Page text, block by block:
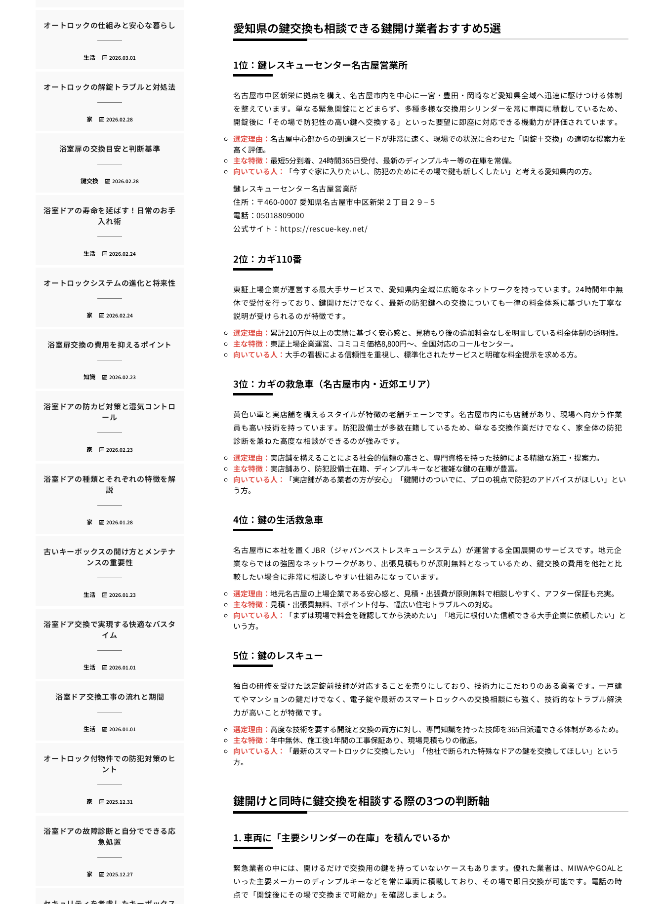
愛知県の鍵交換も相談できる鍵開け業者おすすめ5選
1位：鍵レスキューセンター名古屋営業所
名古屋市中区新栄に拠点を構え、名古屋市内を中心に一宮・豊田・岡崎など愛知県全域へ迅速に駆けつける体制
を整えています。単なる緊急開錠にとどまらず、多種多様な交換用シリンダーを常に車両に積載しているため、
開錠後に「その場で防犯性の高い鍵へ交換する」といった要望に即座に対応できる機動力が評価されています。
選定理由： 名古屋中心部からの到達スピードが非常に速く、現場での状況に合わせた「開錠＋交換」の適切な提案力を
高く評価。
主な特徴： 最短5分到着、24時間365日受付、最新のディンプルキー等の在庫を常備。
向いている人：
「今すぐ家に入りたいし、防犯のためにその場で鍵も新しくしたい」と考える愛知県内の方。
鍵レスキューセンター名古屋営業所
住所：〒460-0007 愛知県名古屋市中区新栄２丁目２９−５
電話：05018809000
公式サイト： https://rescue-key.net/
2位：カギ110番
東証上場企業が運営する最大手サービスで、愛知県内全域に広範なネットワークを持っています。24時間年中無
休で受付を行っており、鍵開けだけでなく、最新の防犯鍵への交換についても一律の料金体系に基づいた丁寧な
説明が受けられるのが特徴です。
選定理由： 累計210万件以上の実績に基づく安心感と、見積もり後の追加料金なしを明言している料金体制の透明性。
主な特徴： 東証上場企業運営、コミコミ価格8,800円〜、全国対応のコールセンター。
向いている人： 大手の看板による信頼性を重視し、標準化されたサービスと明確な料金提示を求める方。
3位：カギの救急車（名古屋市内・近郊エリア）
黄色い車と実店舗を構えるスタイルが特徴の老舗チェーンです。名古屋市内にも店舗があり、現場へ向かう作業
員も高い技術を持っています。防犯設備士が多数在籍しているため、単なる交換作業だけでなく、家全体の防犯
診断を兼ねた高度な相談ができるのが強みです。
選定理由： 実店舗を構えることによる社会的信頼の高さと、専門資格を持った技師による精緻な施工・提案力。
主な特徴： 実店舗あり、防犯設備士在籍、ディンプルキーなど複雑な鍵の在庫が豊富。
向いている人：
「実店舗がある業者の方が安心」「鍵開けのついでに、プロの視点で防犯のアドバイスがほしい」とい
う方。
4位：鍵の生活救急車
名古屋市に本社を置くJBR（ジャパンベストレスキューシステム）が運営する全国展開のサービスです。地元企
業ならではの強固なネットワークがあり、出張見積もりが原則無料となっているため、鍵交換の費用を他社と比
較したい場合に非常に相談しやすい仕組みになっています。
選定理由： 地元名古屋の上場企業である安心感と、見積・出張費が原則無料で相談しやすく、アフター保証も充実。
主な特徴： 見積・出張費無料、Tポイント付与、幅広い住宅トラブルへの対応。
向いている人：
「まずは現場で料金を確認してから決めたい」「地元に根付いた信頼できる大手企業に依頼したい」と
いう方。
5位：鍵のレスキュー
独自の研修を受けた認定錠前技師が対応することを売りにしており、技術力にこだわりのある業者です。一戸建
てやマンションの鍵だけでなく、電子錠や最新のスマートロックへの交換相談にも強く、技術的なトラブル解決
力が高いことが特徴です。
選定理由： 高度な技術を要する開錠と交換の両方に対し、専門知識を持った技師を365日派遣できる体制があるため。
主な特徴： 年中無休、施工後1年間の工事保証あり、現場見積もりの徹底。
向いている人：
「最新のスマートロックに交換したい」「他社で断られた特殊なドアの鍵を交換してほしい」という
方。
鍵開けと同時に鍵交換を相談する際の3つの判断軸
1. 車両に「主要シリンダーの在庫」を積んでいるか
緊急業者の中には、開けるだけで交換用の鍵を持っていないケースもあります。優れた業者は、MIWAやGOALと
いった主要メーカーのディンプルキーなどを常に車両に積載しており、その場で即日交換が可能です。電話の時
点で「開錠後にその場で交換まで可能か」を確認しましょう。
オートロックの仕組みと安心な暮らし
2026.03.01
生活
オートロックの解錠トラブルと対処法
2026.02.28
家
浴室扉の交換目安と判断基準
2026.02.28
鍵交換
浴室ドアの寿命を延ばす！日常のお手
入れ術
2026.02.24
生活
オートロックシステムの進化と将来性
2026.02.24
家
浴室扉交換の費用を抑えるポイント
2026.02.23
知識
浴室ドアの防カビ対策と湿気コントロ
ール
2026.02.23
家
浴室ドアの種類とそれぞれの特徴を解
説
2026.01.28
家
古いキーボックスの開け方とメンテナ
ンスの重要性
2026.01.23
生活
浴室ドア交換で実現する快適なバスタ
イム
2026.01.01
生活
浴室ドア交換工事の流れと期間
2026.01.01
生活
オートロック付物件での防犯対策のヒ
ント
2025.12.31
家
浴室ドアの故障診断と自分でできる応
急処置
2025.12.27
家